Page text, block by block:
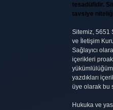
tesadüfidir.
tavsiye
Sitemiz, 5651
ve İletişim
Sağlayıcı
içerikleri
yazdıkları
üye olarak bu
Hukuka ve